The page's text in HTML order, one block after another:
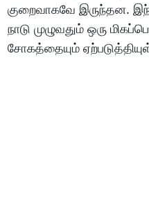
குறைவாகவே இருந்தன.
நாடு முழுவதும் ஒரு
சோகத்தையும்